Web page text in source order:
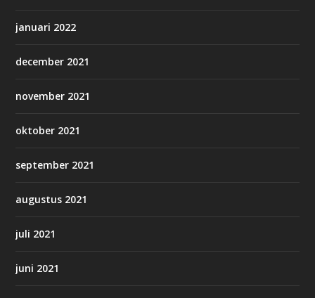
januari 2022
december 2021
november 2021
oktober 2021
september 2021
augustus 2021
juli 2021
juni 2021